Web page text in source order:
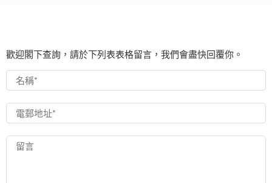
歡迎閣下查詢，請於下列表表格留言，我們會盡快回覆你。